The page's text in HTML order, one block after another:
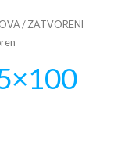
/ ZATVORENI